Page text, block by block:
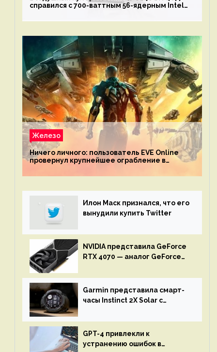
справился с 700-ваттным 56-ядерным Intel
Железо
Ничего личного: пользователь EVE Online
провернул крупнейшее ограбление в
механике
Илон Маск признался, что его
вынудили купить Twitter
NVIDIA представила GeForce
RTX 4070 — аналог GeForce
Garmin представила смарт-
часы Instinct 2X Solar с
GPT-4 привлекли к
устранению ошибок в